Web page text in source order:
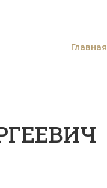
Главная